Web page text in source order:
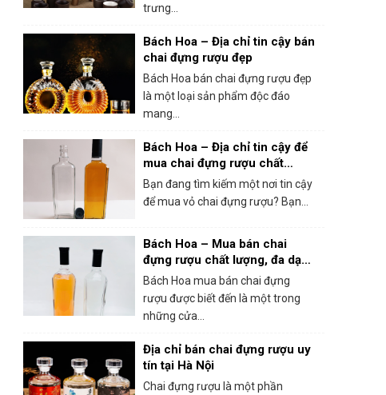
trưng...
Bách Hoa – Địa chỉ tin cậy bán
chai đựng rượu đẹp
Bách Hoa bán chai đựng rượu đẹp
là một loại sản phẩm độc đáo
mang...
Bách Hoa – Địa chỉ tin cậy để
mua chai đựng rượu chất
lượng cao
Bạn đang tìm kiếm một nơi tin cậy
để mua vỏ chai đựng rượu? Bạn...
Bách Hoa – Mua bán chai
đựng rượu chất lượng, đa dạng
và uy tín
Bách Hoa mua bán chai đựng
rượu được biết đến là một trong
những cửa...
Địa chỉ bán chai đựng rượu uy
tín tại Hà Nội
Chai đựng rượu là một phần